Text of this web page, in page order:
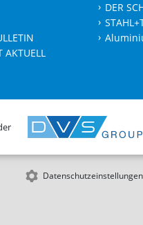
AKTUELL
DER
Datenschutzeinstellungen